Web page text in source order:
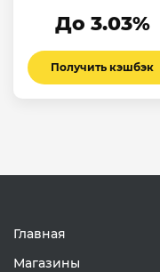
До 3.03%
Получить кэшбэк
Главная
Магазины